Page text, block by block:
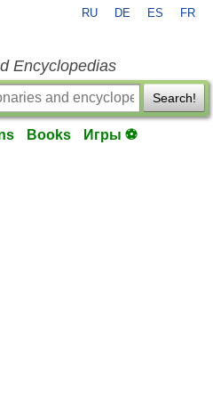
RU DE ES FR
Encyclopedias
Search!
Books Игры ⚽